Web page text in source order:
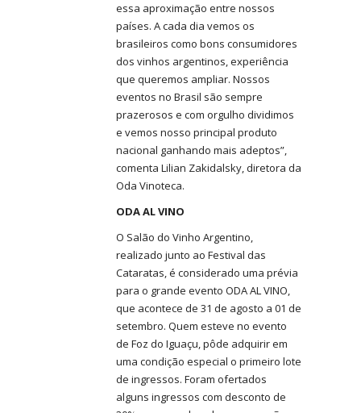
essa aproximação entre nossos
países. A cada dia vemos os
brasileiros como bons consumidores
dos vinhos argentinos, experiência
que queremos ampliar. Nossos
eventos no Brasil são sempre
prazerosos e com orgulho dividimos
e vemos nosso principal produto
nacional ganhando mais adeptos”,
comenta Lilian Zakidalsky, diretora da
Oda Vinoteca.
ODA AL VINO
O Salão do Vinho Argentino,
realizado junto ao Festival das
Cataratas, é considerado uma prévia
para o grande evento ODA AL VINO,
que acontece de 31 de agosto a 01 de
setembro. Quem esteve no evento
de Foz do Iguaçu, pôde adquirir em
uma condição especial o primeiro lote
de ingressos. Foram ofertados
alguns ingressos com desconto de